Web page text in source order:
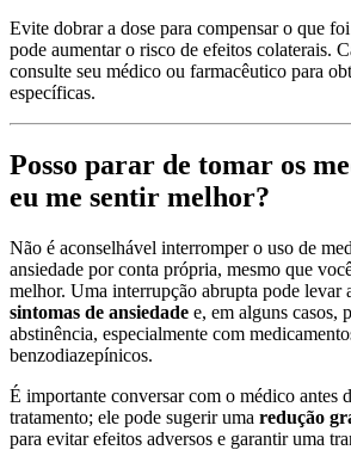
Evite dobrar a dose para compensar o que
pode aumentar o risco de efeitos colaterais.
consulte seu médico ou farmacêutico para
específicas.
Posso parar de tomar os
eu me sentir melhor?
Não é aconselhável interromper o uso de
ansiedade por conta própria, mesmo que
melhor. Uma interrupção abrupta pode levar
sintomas de ansiedade e, em alguns casos,
abstinência, especialmente com
benzodiazepínicos.
É importante conversar com o médico antes
tratamento; ele pode sugerir uma redução
para evitar efeitos adversos e garantir uma